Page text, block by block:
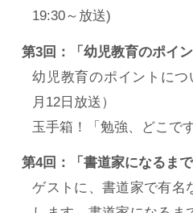
19:30～放送)
第3回：「幼児教育のポイン
幼児教育のポイントに
月12日放送）
玉手箱！「勉強、どこで
第4回：「書道家になるまで
ゲストに、書道家で有名